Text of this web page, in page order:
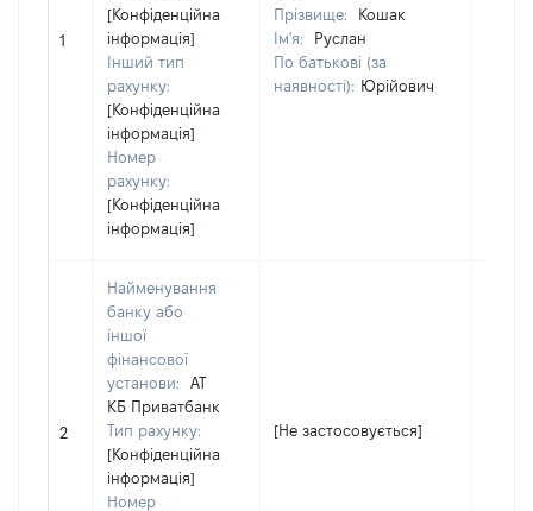
1
[Конфіденційна
інформація]
Інший тип
рахунку:
[Конфіденційна
інформація]
Номер
рахунку:
[Конфіденційна
інформація]
Прізвище:
Кошак
Ім'я:
Руслан
По батькові (за
наявності): Юрійович
2
Найменування
банку або
іншої
фінансової
установи:
АТ
КБ Приватбанк
Тип рахунку:
[Конфіденційна
інформація]
Номер
[Не застосовується]